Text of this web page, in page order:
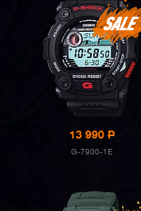
13 990P
G-7900-1E